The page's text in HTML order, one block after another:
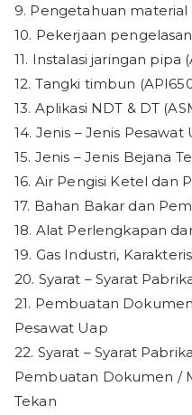
9. Pengetahuan material
10. Pekerjaan
11. Instalasi jaringan pipa
12. Tangki timbun
13. Aplikasi NDT & DT
14. Jenis – Jenis Pesawat
15. Jenis – Jenis Bejana
16. Air Pengisi Ketel dan
17. Bahan Bakar dan
18. Alat Perlengkapan
19. Gas Industri,
20. Syarat – Syarat
21. Pembuatan
Pesawat Uap
22. Syarat – Syarat
Pembuatan Dokumen /
Tekan